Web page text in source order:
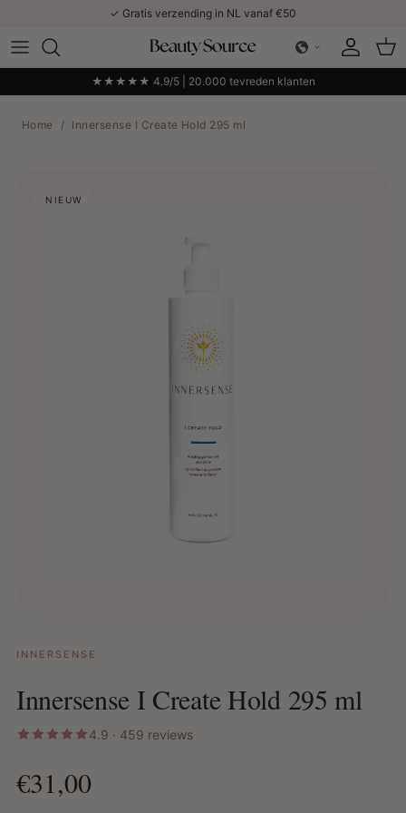
✓ Gratis verzending in NL vanaf €50
Account
★★★★★ 4.9/5 | 20.000 tevreden klanten
Home / Innersense I Create Hold 295 ml
NIEUW
INNERSENSE
Innersense I Create Hold 295 ml
4.9 · 459 reviews
€31,00